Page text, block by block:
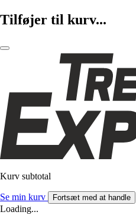
Tilføjer til kurv...
Kurv subtotal
Se min kurv Fortsæt med at handle
Loading...